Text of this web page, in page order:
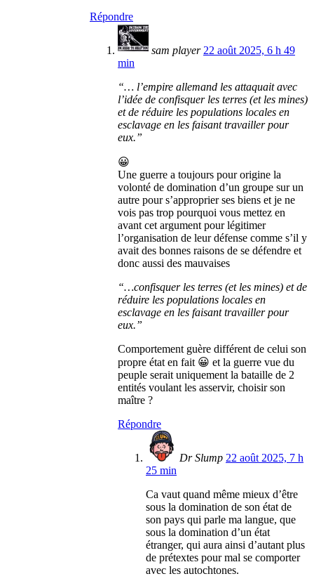
Répondre
sam player 22 août 2025, 6 h 49
min
“… l’empire allemand les attaquait avec
l’idée de confisquer les terres (et les mines)
et de réduire les populations locales en
esclavage en les faisant travailler pour
eux.”
😀
Une guerre a toujours pour origine la
volonté de domination d’un groupe sur un
autre pour s’approprier ses biens et je ne
vois pas trop pourquoi vous mettez en
avant cet argument pour légitimer
l’organisation de leur défense comme s’il y
avait des bonnes raisons de se défendre et
donc aussi des mauvaises
“…confisquer les terres (et les mines) et de
réduire les populations locales en
esclavage en les faisant travailler pour
eux.”
Comportement guère différent de celui son
propre état en fait 😀 et la guerre vue du
peuple serait uniquement la bataille de 2
entités voulant les asservir, choisir son
maître ?
Répondre
Dr Slump 22 août 2025, 7 h
25 min
Ca vaut quand même mieux d’être
sous la domination de son état de
son pays qui parle ma langue, que
sous la domination d’un état
étranger, qui aura ainsi d’autant plus
de prétextes pour mal se comporter
avec les autochtones.